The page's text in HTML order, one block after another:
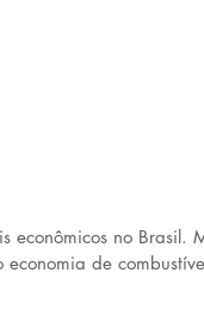
no Brasil.
de